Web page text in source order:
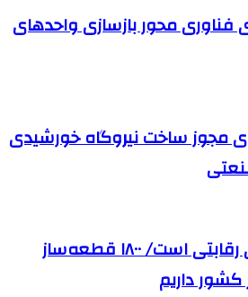
فناوری محور بازسازی واحدهای
مجوز ساخت نیروگاه خورشیدی
بازار قطعه‌سازی رقابتی است/ ۱۸۰۰ قطعه‌ساز
داریم